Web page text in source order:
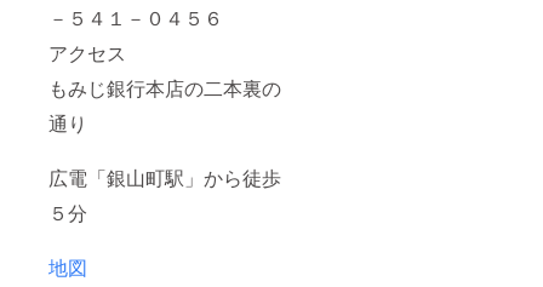
－５４１－０４５６
アクセス
もみじ銀行本店の二本裏の
通り
広電「銀山町駅」から徒歩
５分
地図